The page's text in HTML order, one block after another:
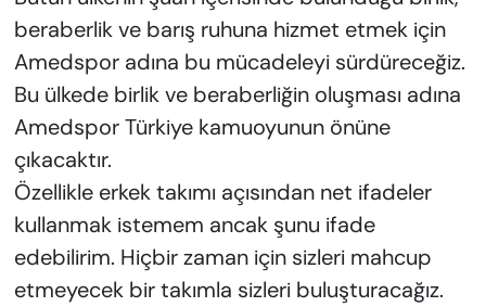
beraberlik ve barış ruhuna hizmet etmek için
Amedspor adına bu mücadeleyi sürdüreceğiz.
Bu ülkede birlik ve beraberliğin oluşması adına
Amedspor Türkiye kamuoyunun önüne
çıkacaktır.
Özellikle erkek takımı açısından net ifadeler
kullanmak istemem ancak şunu ifade
edebilirim. Hiçbir zaman için sizleri mahcup
etmeyecek bir takımla sizleri buluşturacağız.